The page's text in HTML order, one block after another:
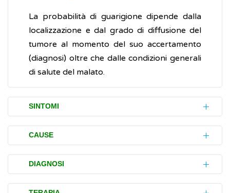
La probabilità di guarigione dipende dalla
localizzazione e dal grado di diffusione del
tumore al momento del suo accertamento
(diagnosi) oltre che dalle condizioni generali
di salute del malato.
SINTOMI
Timoma e carcinoma del timo possono non
dare alcun disturbo e, quindi, essere
scoperti casualmente nel corso di una
tomografia assiale computerizzata (TAC) o di
unaradiografia
CAUSE
Non è ancora nota la causa del timoma e del
carcinoma timico.
DIAGNOSI